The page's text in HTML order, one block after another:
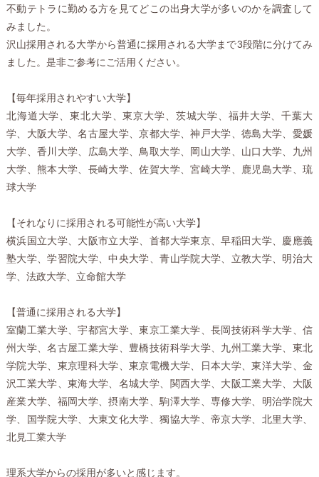
不動テトラに勤める方を見てどこの出身大学が多いのかを調査して
みました。
沢山採用される大学から普通に採用される大学まで3段階に分けてみ
ました。是非ご参考にご活用ください。
【毎年採用されやすい大学】
北海道大学、東北大学、東京大学、茨城大学、福井大学、千葉大
学、大阪大学、名古屋大学、京都大学、神戸大学、徳島大学、愛媛
大学、香川大学、広島大学、鳥取大学、岡山大学、山口大学、九州
大学、熊本大学、長崎大学、佐賀大学、宮崎大学、鹿児島大学、琉
球大学
【それなりに採用される可能性が高い大学】
横浜国立大学、大阪市立大学、首都大学東京、早稲田大学、慶應義
塾大学、学習院大学、中央大学、青山学院大学、立教大学、明治大
学、法政大学、立命館大学
【普通に採用される大学】
室蘭工業大学、宇都宮大学、東京工業大学、長岡技術科学大学、信
州大学、名古屋工業大学、豊橋技術科学大学、九州工業大学、東北
学院大学、東京理科大学、東京電機大学、日本大学、東洋大学、金
沢工業大学、東海大学、名城大学、関西大学、大阪工業大学、大阪
産業大学、福岡大学、摂南大学、駒澤大学、専修大学、明治学院大
学、国学院大学、大東文化大学、獨協大学、帝京大学、北里大学、
北見工業大学
理系大学からの採用が多いと感じます。